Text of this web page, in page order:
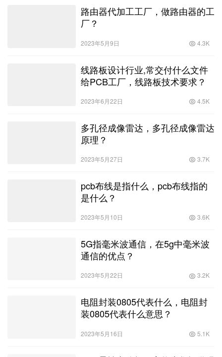
路由器代加工工厂，做路由器的工
厂？
2023年5月9日 4.3K
线路板设计行业,常交付什么文件
给PCB工厂，线路板技术要求？
2023年6月22日 4.5K
多孔径成像雷达，多孔径成像雷达
原理？
2023年5月27日 3.7K
pcb布线是指什么，pcb布线指的
是什么？
2023年5月10日 3.6K
5G指毫米波通信，在5g中毫米波
通信的优点？
2023年5月22日 3.2K
电阻封装0805代表什么，电阻封
装0805代表什么意思？
2023年5月16日 5.1K